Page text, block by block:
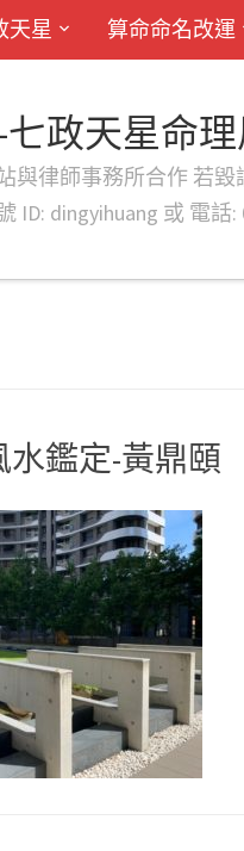
天星 算命命名改運
政天星命
與律師事務所合作 若毀
ID: dingyihuang 或 電話:
鑑定-黃鼎頤